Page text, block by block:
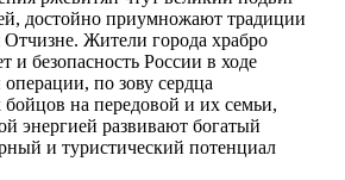
достойно приумножают традиции
Жители города храбро
и безопасность России в ходе
по зову сердца
на передовой и их семьи,
энергией развивают богатый
и туристический потенциал